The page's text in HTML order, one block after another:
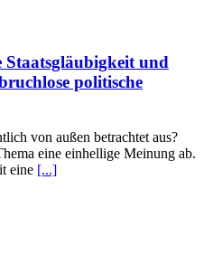
Staatsgläubigkeit und
politische
von außen betrachtet aus?
eine einhellige Meinung ab.
eine [...]